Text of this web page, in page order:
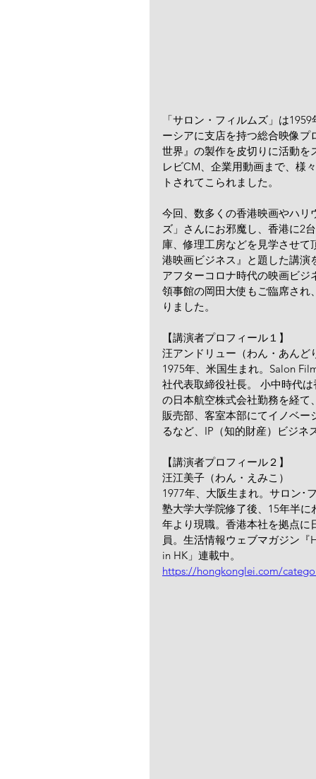
「サロン・フィルムズ」は
ーシアに支店を持つ総合映像
世界』の製作を皮切りに活動
レビCM、企業用動画まで、様
トされてこられました。
今回、数多くの香港映画やハ
ズ」さんにお邪魔し、香港に2
庫、修理工房などを見学させ
港映画ビジネス』と題した講演
アフターコロナ時代の映画ビ
領事館の岡田大使もご臨席さ
りました。
【講演者プロフィール１】
汪アンドリュー（わん・あんど
1975年、米国生まれ。Salon
社代表取締役社長。 小中時代
の日本航空株式会社勤務を経
販売部、客室本部にてイノベ
るなど、IP（知的財産）ビジネ
【講演者プロフィール２】
汪江美子（わん・えみこ）
1977年、大阪生まれ。サロン･
塾大学大学院修了後、15年半
年より現職。香港本社を拠点
員。生活情報ウェブマガジン
in HK」連載中。
https://hongkonglei.com/